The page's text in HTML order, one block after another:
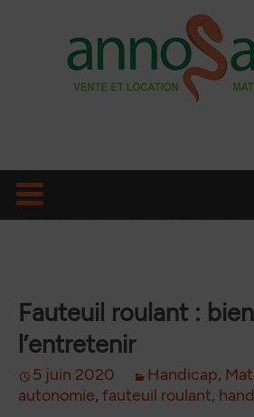
contenu
Fauteuil roulant :
l’entretenir
5 juin 2020 Handicap,
autonomie, fauteuil roulant,